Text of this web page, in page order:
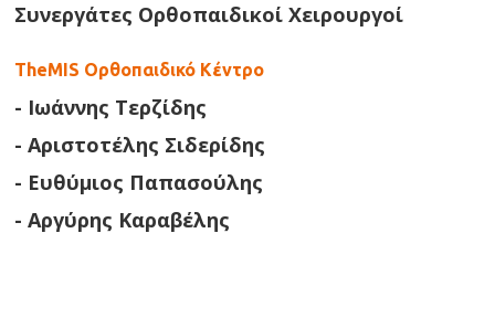
Συνεργάτες Ορθοπαιδικοί Χειρουργοί
TheMIS Ορθοπαιδικό Κέντρο
- Ιωάννης Τερζίδης
- Αριστοτέλης Σιδερίδης
- Ευθύμιος Παπασούλης
- Αργύρης Καραβέλης